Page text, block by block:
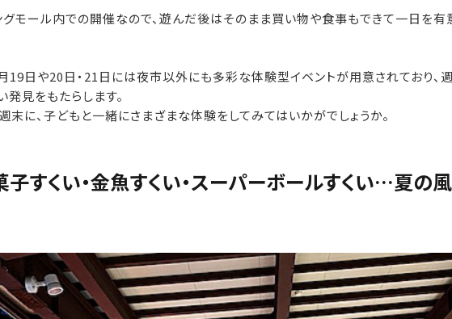
グモール内での開催なので、遊んだ後はそのまま買い物や食事もできて一日を
19日や20日・21日には夜市以外にも多彩な体験型イベントが用意されており、
発見をもたらします。
末に、子どもと一緒にさまざまな体験をしてみてはいかがでしょうか。
子すくい・金魚すくい・スーパーボールすくい…夏の